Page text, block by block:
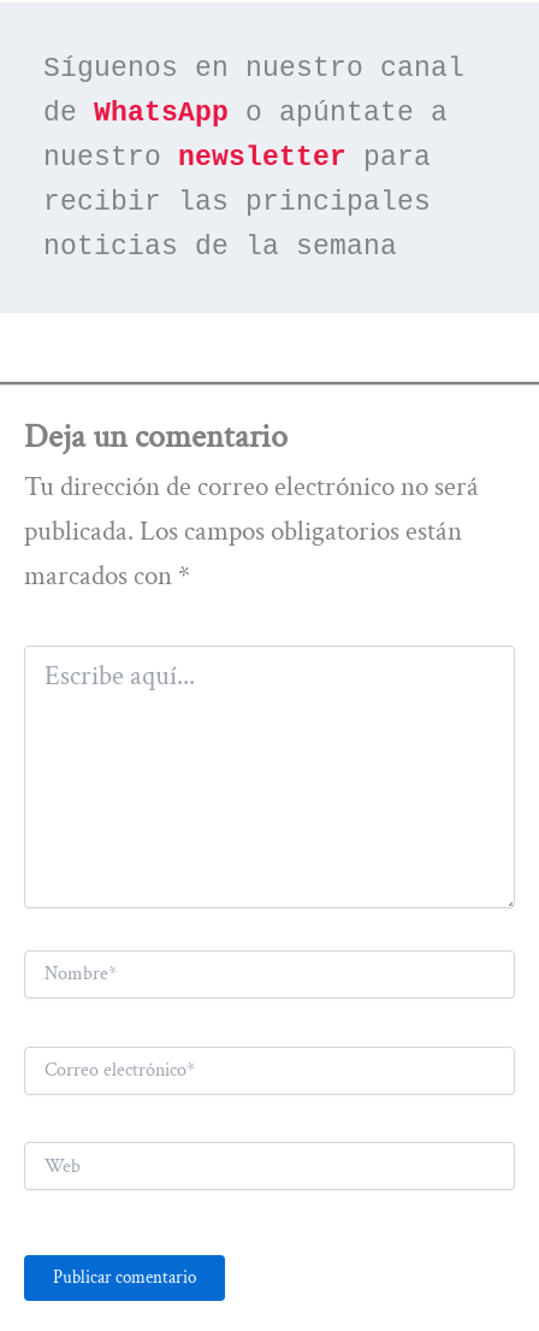
Síguenos en nuestro canal
de WhatsApp o apúntate a
nuestro newsletter para
recibir las principales
noticias de la semana
Deja un comentario
Tu dirección de correo electrónico no será
publicada. Los campos obligatorios están
marcados con *
aquí...
Nombre*
Correo
electrónico*